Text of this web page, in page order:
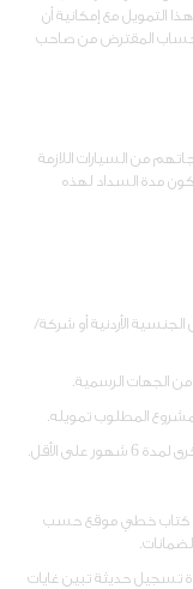
التمويل مع إمكانية أن
المقترض من صاحب
من السيارات اللازمة
مدة السداد لهذه
الأردنية أو شركة/
الجهات الرسمية.
المطلوب تمويله.
الأقل.
أو كتاب خطي موقع حسب
تسجيل حديثة تبين غايات